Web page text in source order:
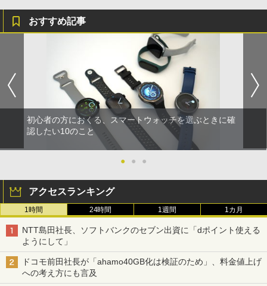
おすすめ記事
初心者の方におくる、スマートウォッチを選ぶときに確
認したい10のこと
● ● ●
アクセスランキング
1時間 24時間 1週間 1カ月
NTT島田社長、ソフトバンクのセブン出資に「dポイント使える
ようにして」
ドコモ前田社長が「ahamo40GB化は検証のため」、料金値上げ
への考え方にも言及